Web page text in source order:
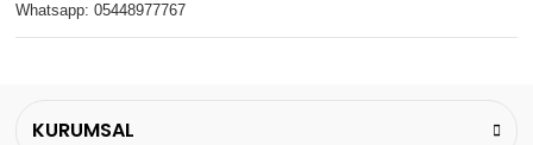
Whatsapp: 05448977767
KURUMSAL